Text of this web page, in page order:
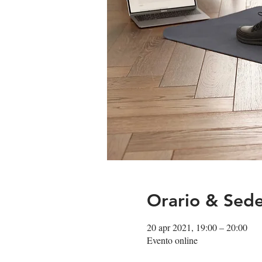
Orario &
20 apr 2021, 19:00 – 20:00
Evento online